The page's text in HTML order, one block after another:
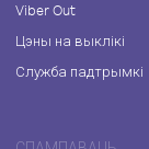
Viber Out
Цэны на выклікі
Служба падтрымкі